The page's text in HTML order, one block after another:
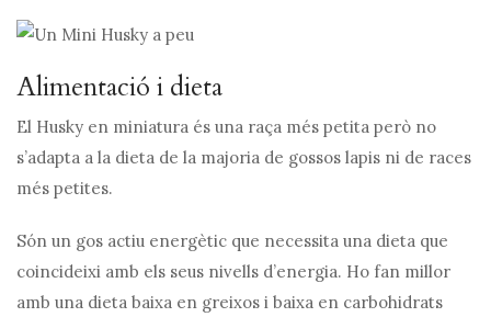
Alimentació i dieta
El Husky en miniatura és una raça més petita però no
s’adapta a la dieta de la majoria de gossos lapis ni de races
més petites.
Són un gos actiu energètic que necessita una dieta que
coincideixi amb els seus nivells d’energia. Ho fan millor
amb una dieta baixa en greixos i baixa en carbohidrats